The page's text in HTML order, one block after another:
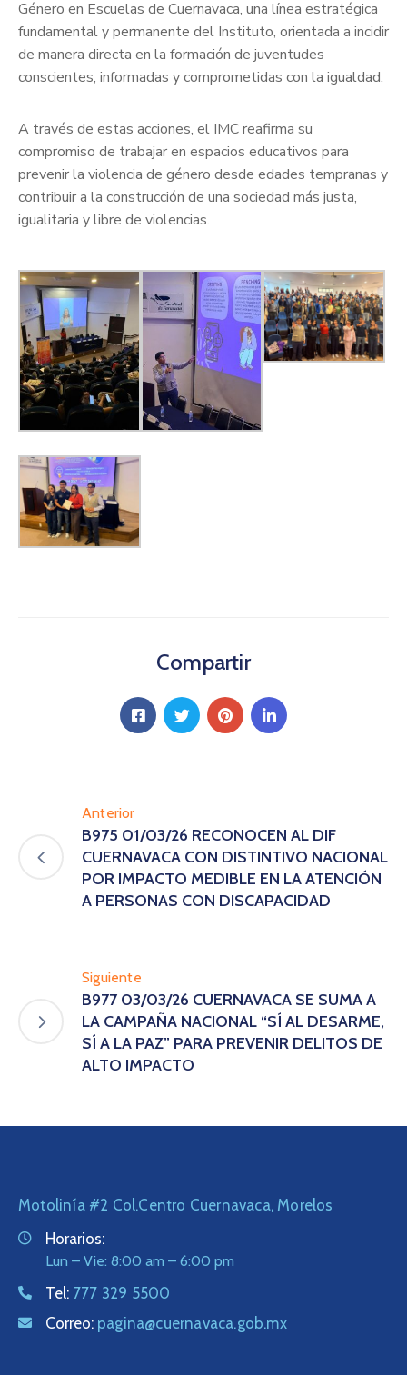
Género en Escuelas de Cuernavaca, una línea estratégica
fundamental y permanente del Instituto, orientada a incidir
de manera directa en la formación de juventudes
conscientes, informadas y comprometidas con la igualdad.
A través de estas acciones, el IMC reafirma su
compromiso de trabajar en espacios educativos para
prevenir la violencia de género desde edades tempranas y
contribuir a la construcción de una sociedad más justa,
igualitaria y libre de violencias.
Compartir
Anterior
B975 01/03/26 RECONOCEN AL DIF
CUERNAVACA CON DISTINTIVO NACIONAL
POR IMPACTO MEDIBLE EN LA ATENCIÓN
A PERSONAS CON DISCAPACIDAD
Siguiente
B977 03/03/26 CUERNAVACA SE SUMA A
LA CAMPAÑA NACIONAL “SÍ AL DESARME,
SÍ A LA PAZ” PARA PREVENIR DELITOS DE
ALTO IMPACTO
Motolinía #2 Col.Centro Cuernavaca, Morelos
Horarios:
Lun – Vie: 8:00 am – 6:00 pm
Tel: 777 329 5500
Correo: pagina@cuernavaca.gob.mx